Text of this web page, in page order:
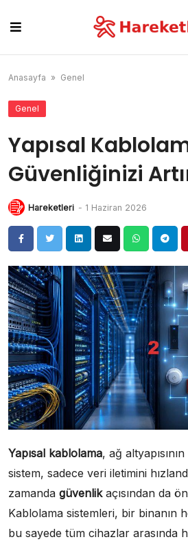
content
Anasayfa » Genel
Genel
Yapısal
Güvenliğinizi
Hareketleri - 1 Haziran 2026
Yapısal kablolama, ağ
sistem, sadece veri iletimini
zamanda güvenlikaçısından da
Kablolama sistemleri, bir binanın
bu sayede tüm cihazlar arasında